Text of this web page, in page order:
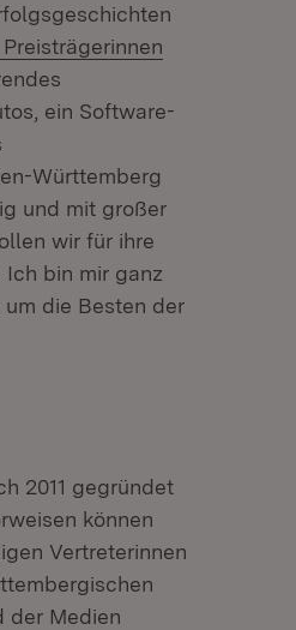
Extern:
Preisträgerinnen
ein Software-
Württemberg
und mit großer
wir für ihre
bin mir ganz
die Besten der
2011 gegründet
können
Vertreterinnen
der Medien